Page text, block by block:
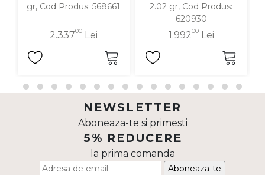
gr, Cod Produs: 568661
2.33700Lei
2.02 gr, Cod Produs:
620930
1.99200Lei
NEWSLETTER
Aboneaza-te si primesti
5% REDUCERE
la prima comanda
Aboneaza-te